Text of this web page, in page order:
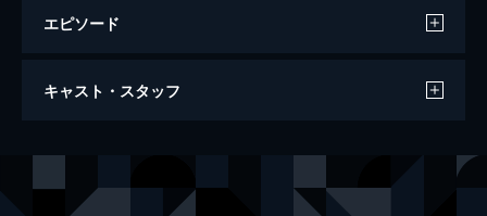
エピソード
恋はデジャ・ブ
キャスト・スタッフ
アンディ・マクダウェル